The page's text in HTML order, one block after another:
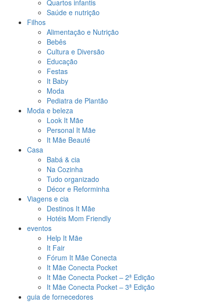
Quartos infantis
Saúde e nutrição
Filhos
Alimentação e Nutrição
Bebês
Cultura e Diversão
Educação
Festas
It Baby
Moda
Pediatra de Plantão
Moda e beleza
Look It Mãe
Personal It Mãe
It Mãe Beauté
Casa
Babá & cia
Na Cozinha
Tudo organizado
Décor e Reforminha
Viagens e cia
Destinos It Mãe
Hotéis Mom Friendly
eventos
Help It Mãe
It Fair
Fórum It Mãe Conecta
It Mãe Conecta Pocket
It Mãe Conecta Pocket – 2ª Edição
It Mãe Conecta Pocket – 3ª Edição
guia de fornecedores